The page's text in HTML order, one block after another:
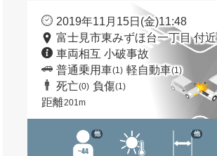
2019年11月15日(金)11:48
富士見市東みずほ台一丁目 付近
車両相互 小破事故
普通乗用車(1) 軽自動車(1)
死亡(0) 負傷(1)
距離201m
他 他